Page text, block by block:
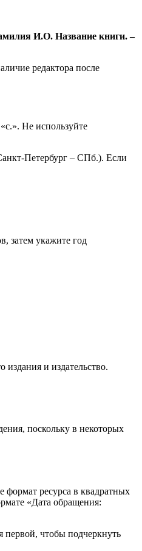
И.О. Название книги. –
редактора после
Не используйте
Петербург – СПб.). Если
затем укажите год
издания и издательство.
поскольку в некоторых
формат ресурса в квадратных
«Дата обращения:
первой, чтобы подчеркнуть